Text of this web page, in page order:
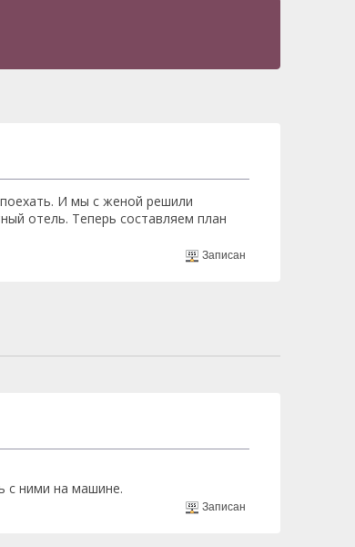
И мы с женой решили
отель. Теперь составляем план
Записан
с ними на машине.
Записан